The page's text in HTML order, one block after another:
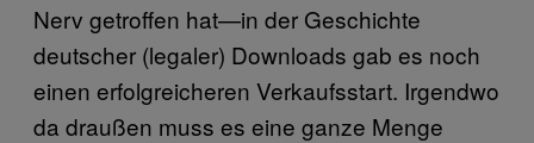
Nerv getroffen hat—in der Geschichte
deutscher (legaler) Downloads gab es noch
einen erfolgreicheren Verkaufsstart. Irgendwo
da draußen muss es eine ganze Menge